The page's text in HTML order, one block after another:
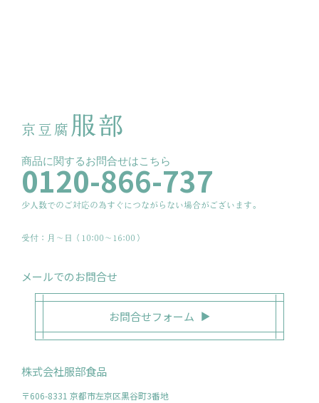
京豆腐 服部
商品に関するお問合せはこちら
0120-866-737
少人数でのご対応の為すぐにつながらない場合がございます。
受付：月〜日（10:00～16:00）
メールでのお問合せ
お問合せフォーム
株式会社服部食品
〒606-8331 京都市左京区黒谷町3番地